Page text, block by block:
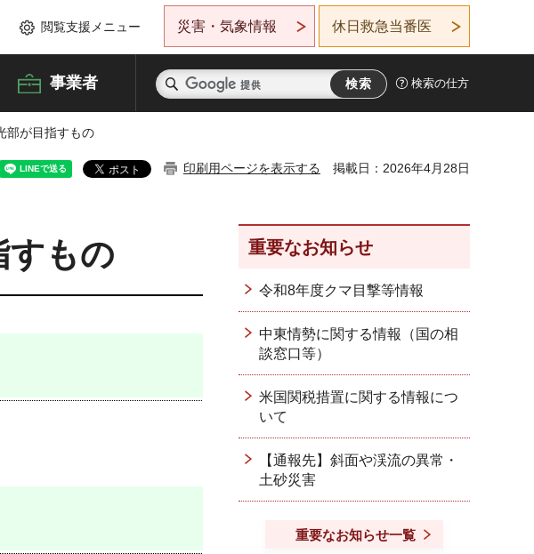
閲覧支援メニュー 災害・気象情報 休日救急当番医
事業者 検索の仕方
部が目指すもの
印刷用ページを表示する 掲載日：2026年4月28日
すもの 重要なお知らせ
令和8年度クマ目撃等情報
中東情勢に関する情報（国の相
談窓口等）
米国関税措置に関する情報につ
いて
【通報先】斜面や渓流の異常・
土砂災害
重要なお知らせ一覧